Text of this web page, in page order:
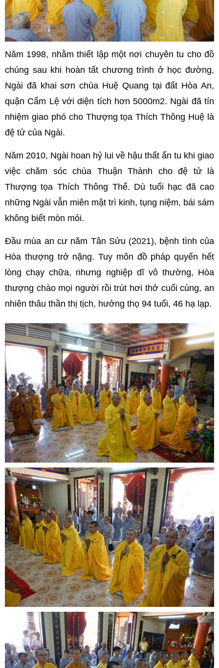
Năm 1998, nhằm thiết lập một nơi chuyên tu cho đồ
chúng sau khi hoàn tất chương trình ở học đường,
Ngài đã khai sơn chùa Huệ Quang tại đất Hòa An,
quận Cẩm Lệ với diện tích hơn 5000m2. Ngài đã tín
nhiệm giao phó cho Thượng tọa Thích Thông Huệ là
đệ tử của Ngài.
Năm 2010, Ngài hoan hỷ lui về hậu thất ẩn tu khi giao
việc chăm sóc chùa Thuận Thành cho đệ tử là
Thượng tọa Thích Thông Thể. Dù tuổi hạc đã cao
những Ngài vẫn miên mật trì kinh, tụng niệm, bái sám
không biết mòn mỏi.
Đầu mùa an cư năm Tân Sửu (2021), bệnh tình của
Hòa thượng trở nặng. Tuy môn đồ pháp quyến hết
lòng chạy chữa, nhưng nghiệp dĩ vô thường, Hòa
thượng chào mọi người rồi trút hơi thở cuối cùng, an
nhiên thâu thần thị tịch, hưởng thọ 94 tuổi, 46 hạ lạp.